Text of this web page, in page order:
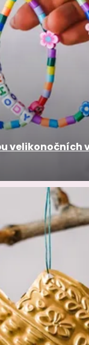
velikonočních